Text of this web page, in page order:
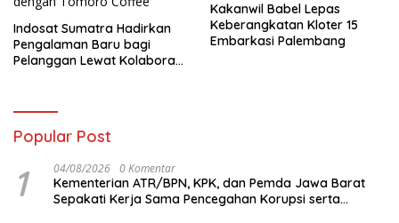
Indosat Sumatra Hadirkan
Pengalaman Baru bagi
Pelanggan Lewat Kolaborasi
Kakanwil Babel Lepas
Keberangkatan Kloter 15
Embarkasi Palembang
Popular Post
1 04/08/2026 0 Komentar
Kementerian ATR/BPN, KPK, dan Pemda Jawa Barat
Sepakati Kerja Sama Pencegahan Korupsi serta